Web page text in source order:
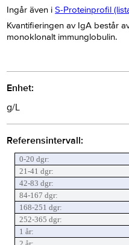
Ingår även iS-Proteinprofil
Kvantifieringen av IgA består
monoklonalt immunglobulin.
Enhet:
g/L
Referensintervall:
0-20 dgr:
21-41 dgr:
42-83 dgr:
84-167 dgr:
168-251 dgr:
252-365 dgr:
1 år: